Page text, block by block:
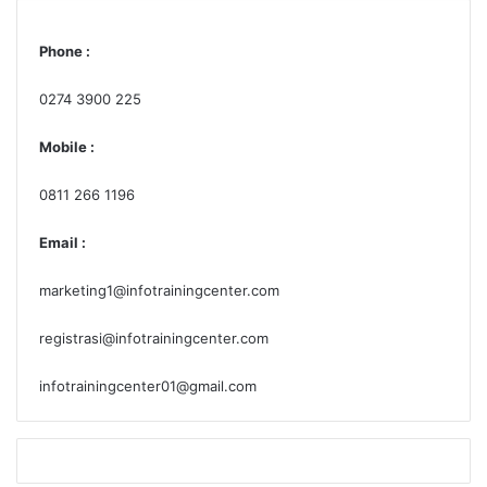
Ahli K3 Umum
,maka para peserta diharuskan menyerahkan:
dan ukuran 3×4 sebanyak 2 lembar
Surat Keterangan Sehat dari Dokter terbaru
Surat Pengalaman Kerja dari perusahaan yang
akan diikuti
Phone :
0274 3900 225
Mobile :
0811 266 1196
Email :
marketing1@infotrainingcenter.com
registrasi@infotrainingcenter.com
infotrainingcenter01@gmail.com